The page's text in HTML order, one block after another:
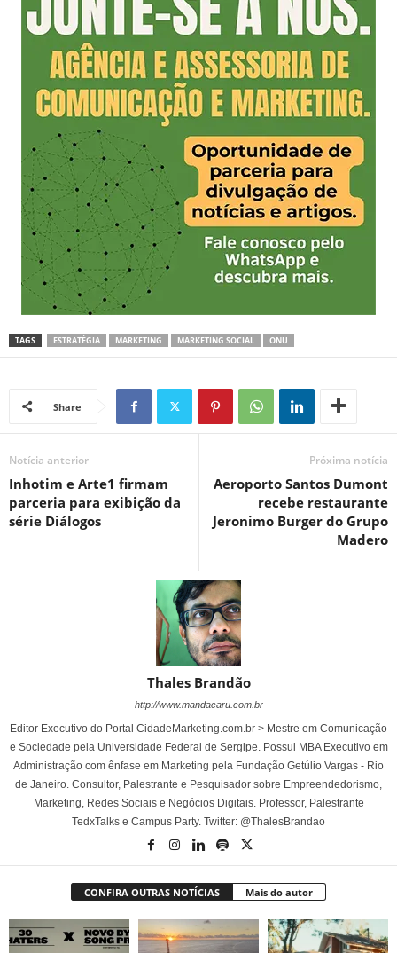
TAGS ESTRATÉGIA MARKETING MARKETING SOCIAL ONU
Share
Notícia anterior
Inhotim e Arte1 firmam
parceria para exibição da
série Diálogos
Próxima notícia
Aeroporto Santos Dumont
recebe restaurante
Jeronimo Burger do Grupo
Madero
Thales Brandão
http://www.mandacaru.com.br
Editor Executivo do Portal CidadeMarketing.com.br > Mestre em Comunicação
e Sociedade pela Universidade Federal de Sergipe. Possui MBA Executivo em
Administração com ênfase em Marketing pela Fundação Getúlio Vargas - Rio
de Janeiro. Consultor, Palestrante e Pesquisador sobre Empreendedorismo,
Marketing, Redes Sociais e Negócios Digitais. Professor, Palestrante
TedxTalks e Campus Party. Twitter: @ThalesBrandao
CONFIRA OUTRAS NOTÍCIAS Mais do autor